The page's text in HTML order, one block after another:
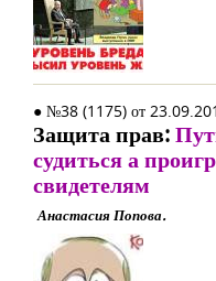
● №38 (1175) от
Защита прав:
судиться а
свидетелям
Анастасия Попова.